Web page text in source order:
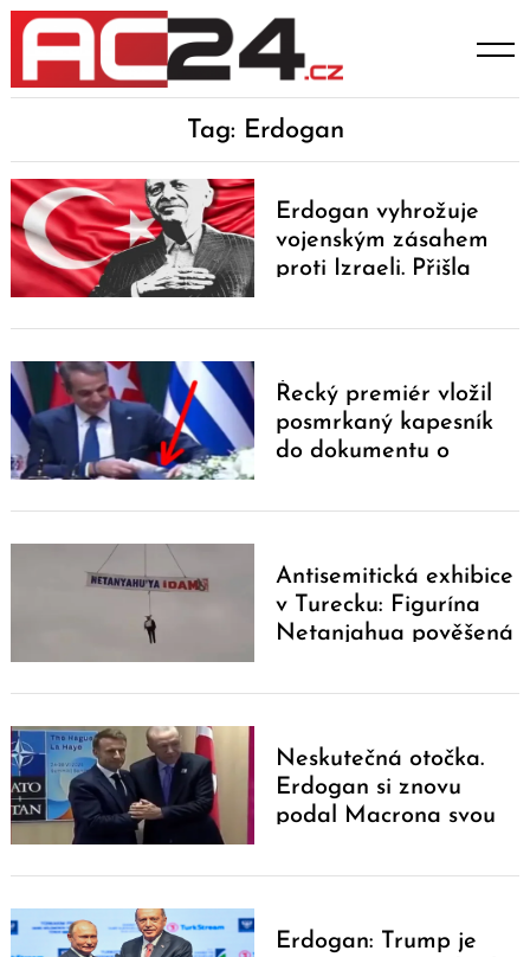
Skip
content
Tag: Erdogan
Erdogan vyhrožuje
vojenským zásahem
proti Izraeli. Přišla
Řecký premiér vložil
posmrkaný kapesník
do dokumentu o
Antisemitická exhibice
v Turecku: Figurína
Netanjahua pověšená
Neskutečná otočka.
Erdogan si znovu
podal Macrona svou
Erdogan: Trump je